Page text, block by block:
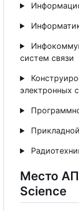
систем связи
электронных
Место
Science